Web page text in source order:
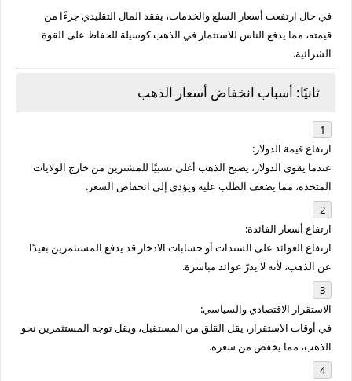
في حال ارتفعت أسعار السلع والخدمات، يفقد المال التقليدي جزءًا من
قيمته، مما يدفع الناس للاستثمار في الذهب كوسيلة للحفاظ على القوة
الشرائية.
ثانيًا: أسباب انخفاض أسعار الذهب
ارتفاع قيمة الدولار:
عندما يقوى الدولار، يصبح الذهب أغلى نسبيًا للمشترين من خارج الولايات
المتحدة، مما يضعف الطلب عليه ويؤدي إلى انخفاض السعر.
ارتفاع أسعار الفائدة:
ارتفاع العوائد على السندات أو حسابات الادخار قد يدفع المستثمرين بعيدًا
عن الذهب، لأنه لا يدرّ عوائد مباشرة.
الاستقرار الاقتصادي والسياسي:
في أوقات الاستقرار، يقل القلق من المستقبل، ويقل توجه المستثمرين نحو
الذهب، مما يخفض من سعره.